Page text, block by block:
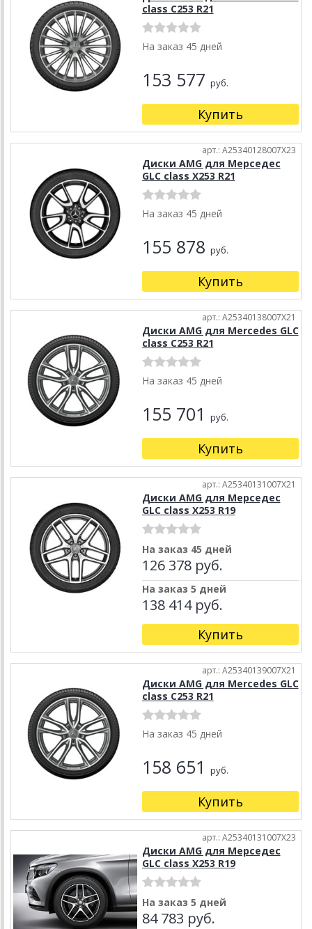
class C253 R21
На заказ 45 дней
153 577 руб.
Купить
арт.: A25340128007X23
Диски AMG для Мерседес
GLC class X253 R21
На заказ 45 дней
155 878 руб.
Купить
арт.: A25340138007X21
Диски AMG для Mercedes GLC
class C253 R21
На заказ 45 дней
155 701 руб.
Купить
арт.: A25340131007X21
Диски AMG для Мерседес
GLC class X253 R19
На заказ 45 дней
126 378 руб.
На заказ 5 дней
138 414 руб.
Купить
арт.: A25340139007X21
Диски AMG для Mercedes GLC
class C253 R21
На заказ 45 дней
158 651 руб.
Купить
арт.: A25340131007X23
Диски AMG для Мерседес
GLC class X253 R19
На заказ 5 дней
84 783 руб.